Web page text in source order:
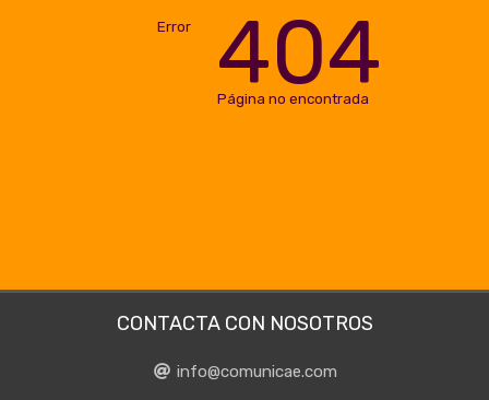
Error 404
Página no encontrada
CONTACTA CON NOSOTROS
info@comunicae.com